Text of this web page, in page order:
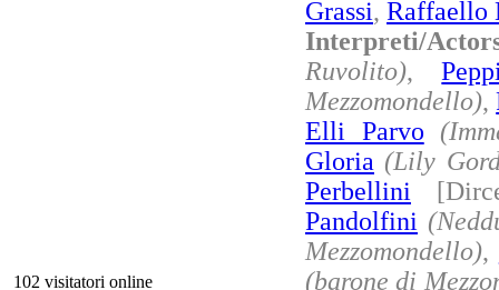
102 visitatori online
Grassi, Raffaello
Interpreti/
Ruvolito),
Mezzomondello),
Elli Parvo
Gloria (Lily
Perbellini
Pandolfini
Mezzomondello),
(barone di